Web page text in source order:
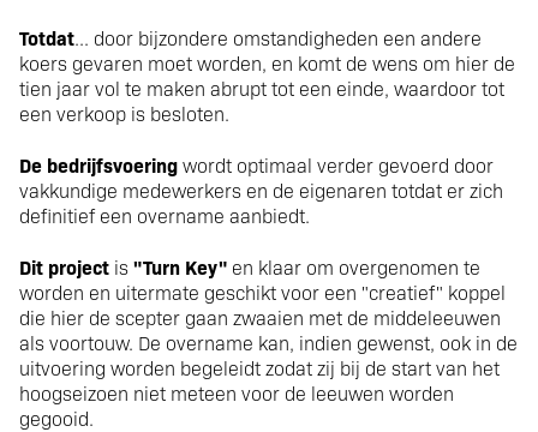
Totdat... door bijzondere omstandigheden een andere
koers gevaren moet worden, en komt de wens om hier de
tien jaar vol te maken abrupt tot een einde, waardoor tot
een verkoop is besloten.
De bedrijfsvoeringwordt optimaal verder gevoerd door
vakkundige medewerkers en de eigenaren totdat er zich
definitief een overname aanbiedt.
Dit project is"Turn Key" en klaar om overgenomen te
worden en uitermate geschikt voor een "creatief" koppel
die hier de scepter gaan zwaaien met de middeleeuwen
als voortouw. De overname kan, indien gewenst, ook in de
uitvoering worden begeleidt zodat zij bij de start van het
hoogseizoen niet meteen voor de leeuwen worden
gegooid.